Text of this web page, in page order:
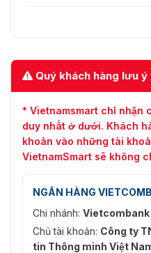
Quý khách hàng lưu
* Vietnamsmart chỉ nhận
duy nhất ở dưới. Khách
khoản vào những tài
VietnamSmart sẽ không
NGÂN HÀNG
Chi nhánh: Vietcombank
Chủ tài khoản: Công ty
tin Thông minh Việt